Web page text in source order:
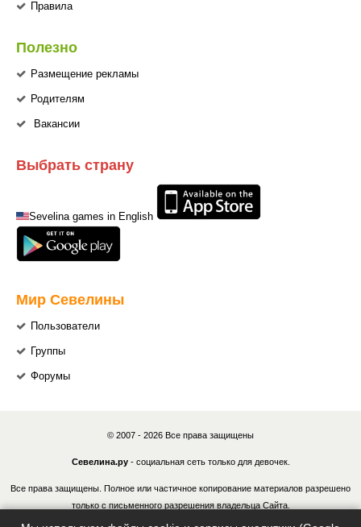
Правила
Полезно
Размещение рекламы
Родителям
Вакансии
Выбрать страну
Sevelina games in English
Мир Севелины
Пользователи
Группы
Форумы
© 2007 - 2026 Все права защищены
Севелина.ру- социальная сеть только для девочек.
Все права защищены. Полное или частичное копирование материалов разрешено
только с письменного разрешения владельца Сайта.